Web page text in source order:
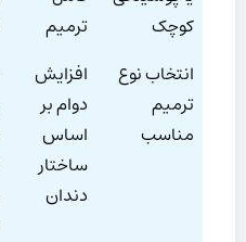
کوچک
ترمیم
انتخاب نوع
ترمیم
مناسب
افزایش
دوام بر
اساس
ساختار
دندان